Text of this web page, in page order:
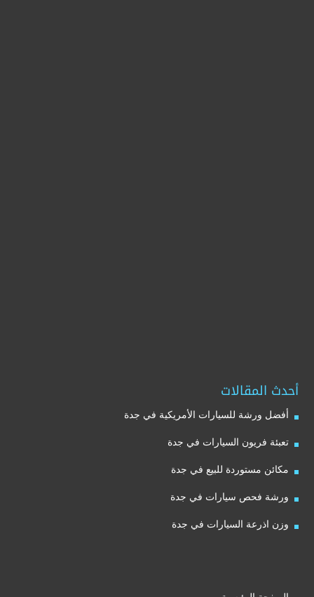
أحدث المقالات
أفضل ورشة للسيارات الأمريكية في جدة
تعبئة فريون السيارات في جدة
مكائن مستوردة للبيع في جدة
ورشة فحص سيارات في جدة
وزن اذرعة السيارات في جدة